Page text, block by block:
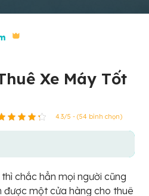
Xe Máy Tốt
4.3/5 - (54 bình chọn)
chắc hẳn mọi người cũng
được một cửa hàng cho thuê